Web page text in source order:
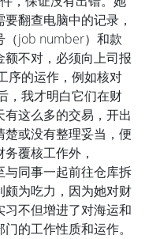
翻查电脑中的记录，
（job number）和款
不对，必须向上司报
序的运作，例如核对
，我才明白它们在财
这么多的交易，开出
或没有整理妥当，便
覆核工作外，
与同事一起前往仓库拆
为吃力，因为她对财
不但增进了对海运和
的工作性质和运作。